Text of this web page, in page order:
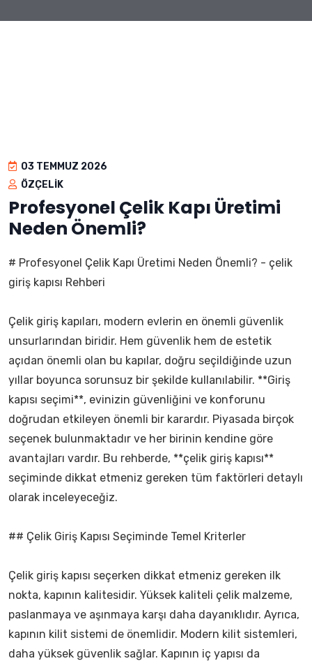
03 TEMMUZ 2026
ÖZÇELIK
Profesyonel Çelik Kapı Üretimi
Neden Önemli?
# Profesyonel Çelik Kapı Üretimi Neden Önemli? - çelik
giriş kapısı Rehberi
Çelik giriş kapıları, modern evlerin en önemli güvenlik
unsurlarından biridir. Hem güvenlik hem de estetik
açıdan önemli olan bu kapılar, doğru seçildiğinde uzun
yıllar boyunca sorunsuz bir şekilde kullanılabilir. **Giriş
kapısı seçimi**, evinizin güvenliğini ve konforunu
doğrudan etkileyen önemli bir karardır. Piyasada birçok
seçenek bulunmaktadır ve her birinin kendine göre
avantajları vardır. Bu rehberde, **çelik giriş kapısı**
seçiminde dikkat etmeniz gereken tüm faktörleri detaylı
olarak inceleyeceğiz.
## Çelik Giriş Kapısı Seçiminde Temel Kriterler
Çelik giriş kapısı seçerken dikkat etmeniz gereken ilk
nokta, kapının kalitesidir. Yüksek kaliteli çelik malzeme,
paslanmaya ve aşınmaya karşı daha dayanıklıdır. Ayrıca,
kapının kilit sistemi de önemlidir. Modern kilit sistemleri,
daha yüksek güvenlik sağlar. Kapının iç yapısı da